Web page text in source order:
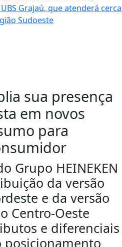
Grajaú, que atenderá cerca
Sudoeste
sua presença
em novos
para
Grupo HEINEKEN
da versão
e da versão
Centro-Oeste
e diferenciais